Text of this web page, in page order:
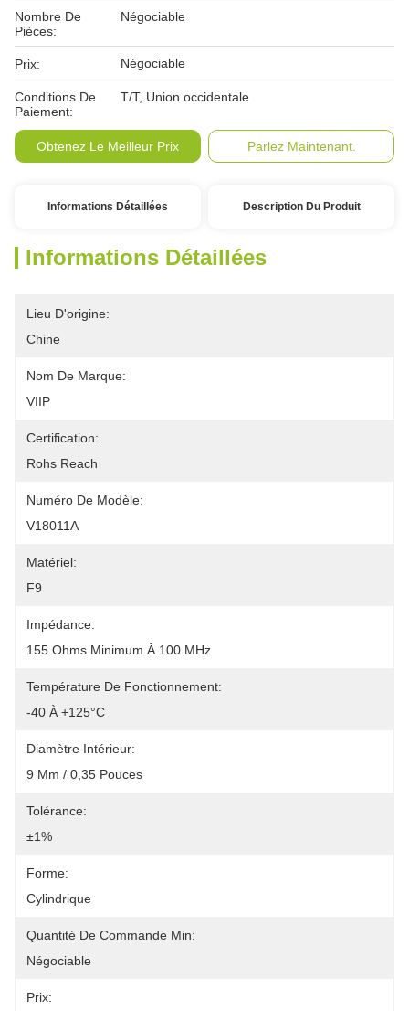
Nombre De
Pièces:
Négociable
Prix: Négociable
Conditions De
Paiement:
T/T, Union occidentale
Obtenez Le Meilleur Prix Parlez Maintenant.
Informations Détaillées Description Du Produit
Informations Détaillées
Lieu D'origine:
Chine
Nom De Marque:
VIIP
Certification:
Rohs Reach
Numéro De Modèle:
V18011A
Matériel:
F9
Impédance:
155 Ohms Minimum À 100 MHz
Température De Fonctionnement:
-40 À +125°C
Diamètre Intérieur:
9 Mm / 0,35 Pouces
Tolérance:
±1%
Forme:
Cylindrique
Quantité De Commande Min:
Négociable
Prix: